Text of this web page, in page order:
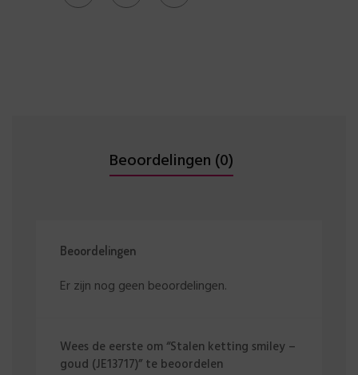
Beoordelingen (0)
Beoordelingen
Er zijn nog geen beoordelingen.
Wees de eerste om “Stalen ketting smiley –
goud (JE13717)” te beoordelen